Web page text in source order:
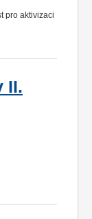
pro aktivizaci
II.